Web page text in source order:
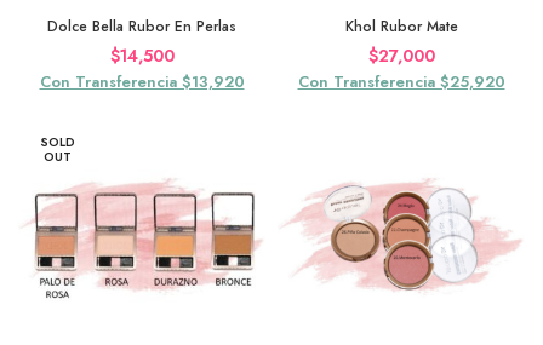
Dolce Bella Rubor En Perlas
$14,500
Con Transferencia $13,920
Khol Rubor Mate
$27,000
Con Transferencia $25,920
SOLD
OUT